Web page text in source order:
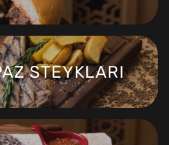
STEYKLARI